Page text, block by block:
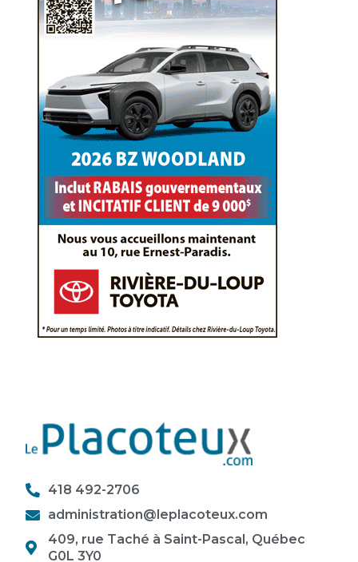
418 492-2706
administration@leplacoteux.com
409, rue Taché à Saint-Pascal, Québec
G0L 3Y0